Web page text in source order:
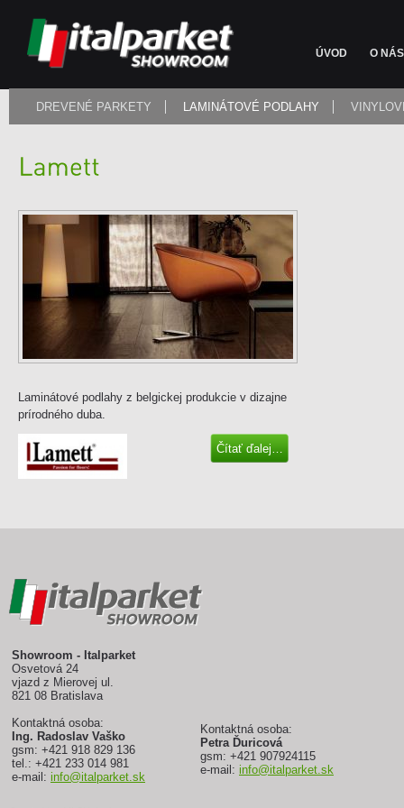
ÚVOD O NÁS
DREVENÉ PARKETY LAMINÁTOVÉ PODLAHY
Laminátové podlahy z belgickej produkcie v dizajne
prírodného duba.
Čítať ďalej…
Showroom - Italparket
Osvetová 24
vjazd z Mierovej ul.
821 08 Bratislava
Kontaktná osoba:
Ing. Radoslav Vaško
gsm: +421 918 829 136
tel.: +421 233 014 981
e-mail: info@italparket.sk
Kontaktná osoba:
Petra Ďuricová
gsm: +421 907924115
e-mail: info@italparket.sk